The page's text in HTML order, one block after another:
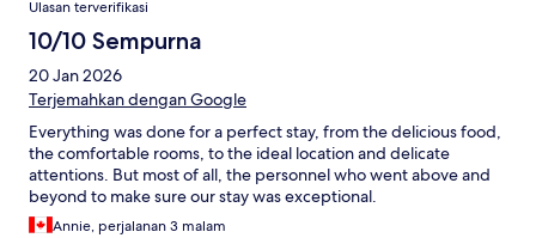
Ulasan terverifikasi
10/10 Sempurna
20 Jan 2026
Terjemahkan dengan Google
Everything was done for a perfect stay, from the delicious food,
the comfortable rooms, to the ideal location and delicate
attentions. But most of all, the personnel who went above and
beyond to make sure our stay was exceptional.
Annie, perjalanan 3 malam